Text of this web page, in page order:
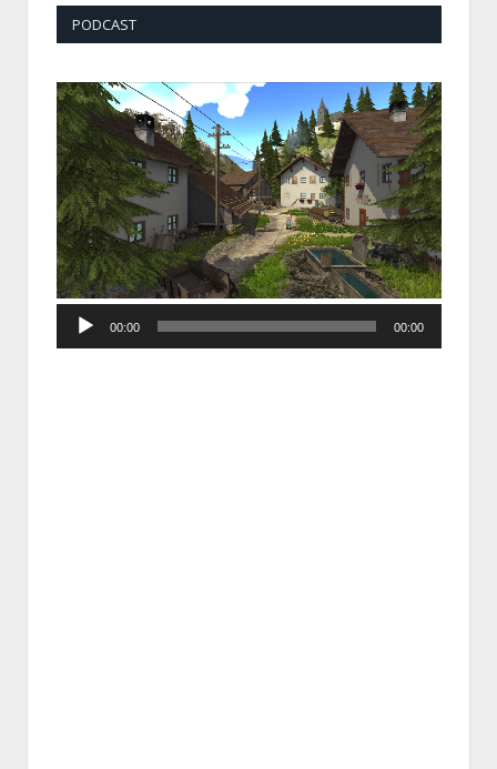
PODCAST
Player
00:00 00:00